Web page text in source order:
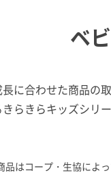
ベ
に合わせた商品の
らきらキッズシリ
品はコープ・生協によっ